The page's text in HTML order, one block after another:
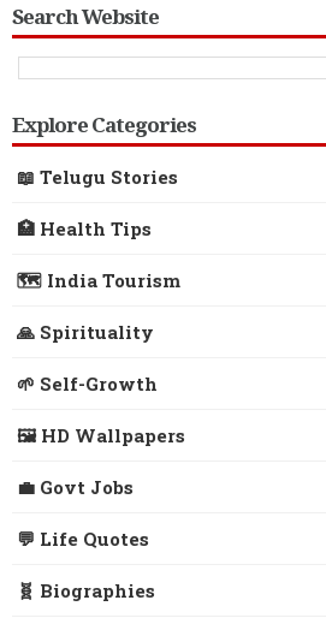
Search Website
Explore Categories
📖 Telugu Stories
🏥 Health Tips
🗺️ India Tourism
🙏 Spirituality
🌱 Self-Growth
🖼️ HD Wallpapers
💼 Govt Jobs
💬 Life Quotes
🧬 Biographies